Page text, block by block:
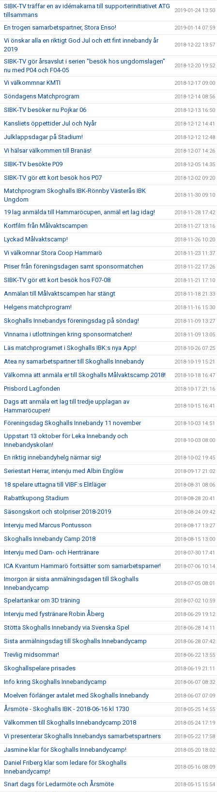
SIBK-TV träffar en av idémakarna till supporterinitiativet ATG
tillsammans
2019-01-24 13:50
En trogen samarbetspartner, Stora Enso! 2019-01-14 07:59
Vi önskar alla en riktigt God Jul och ett fint innebandy år
2019
2018-12-22 13:57
SIBK-TV gör årsavslut i serien "besök hos ungdomslagen"
nu med P04 och F04-05
2018-12-20 19:52
Vi välkommnar KMTI 2018-12-17 09:00
Söndagens Matchprogram 2018-12-14 08:56
SIBK-TV besöker nu Pojkar 06 2018-12-13 16:50
Kansliets öppettider Jul och Nyår 2018-12-12 14:41
Julklappsdagar på Stadium! 2018-12-12 12:48
Vi hälsar välkommen till Branäs! 2018-12-07 14:26
SIBK-TV besökte P09 2018-12-05 14:35
SIBK-TV gör ett kort besök hos P07 2018-12-02 09:20
Matchprogram Skoghalls IBK-Rönnby Västerås IBK
Ungdom
2018-11-30 09:10
19 lag anmälda till Hammaröcupen, anmäl ert lag idag! 2018-11-28 17:42
Kortfilm från Målvaktscampen 2018-11-27 13:16
Lyckad Målvaktscamp! 2018-11-26 10:20
Vi välkomnar Stora Coop Hammarö 2018-11-23 11:37
Priser från föreningsdagen samt sponsormatchen 2018-11-22 17:26
SIBK-TV gör ett kort besök hos F07-08 2018-11-21 17:10
Anmälan till Målvaktscampen har stängt 2018-11-18 21:33
Helgens matchprogram! 2018-11-16 15:30
Skoghalls Innebandys föreningsdag på söndag! 2018-11-09 13:27
Vinnarna i utlottningen kring sponsormatchen! 2018-11-09 13:05
Läs matchprogramet i Skoghalls IBK:s nya App! 2018-10-26 07:25
Atea ny samarbetspartner till Skoghalls Innebandy 2018-10-19 15:21
Välkomna att anmäla er till Skoghalls Målvaktscamp 2018! 2018-10-18 16:47
Prisbord Lagfonden 2018-10-17 21:16
Dags att anmäla ert lag till tredje upplagan av
Hammaröcupen!
2018-10-15 16:41
Föreningsdag Skoghalls Innebandy 11 november 2018-10-03 14:51
Uppstart 13 oktober för Leka Innebandy och
Innebandyskolan!
2018-10-03 08:00
En riktig innebandyhelg närmar sig! 2018-10-02 19:45
Seriestart Herrar, intervju med Albin Englöw 2018-09-17 21:02
18 spelare uttagna till VIBF:s Elitläger 2018-08-31 08:06
Rabattkupong Stadium 2018-08-28 20:41
Säsongskort och stolpriser 2018-2019 2018-08-24 09:42
Intervju med Marcus Pontusson 2018-08-17 13:27
Skoghalls Innebandy Camp 2018 2018-08-15 13:00
Intervju med Dam- och Herrtränare 2018-07-30 17:41
ICA Kvantum Hammarö fortsätter som samarbetsparner! 2018-07-06 10:14
Imorgon är sista anmälningsdagen till Skoghalls
Innebandycamp
2018-07-05 08:01
Spelartankar om 3D träning 2018-07-02 10:59
Intervju med fystränare Robin Åberg 2018-06-29 19:12
Stötta Skoghalls Innebandy via Svenska Spel 2018-06-28 14:11
Sista anmälningsdag till Skoghalls Innebandycamp 2018-06-28 07:42
Trevlig midsommar! 2018-06-22 13:55
Skoghallspelare prisades 2018-06-19 21:11
Info kring Skoghalls Innebandycamp 2018-06-07 08:32
Moelven förlänger avtalet med Skoghalls Innebandy 2018-06-07 07:09
Årsmöte - Skoghalls IBK - 2018-06-16 kl 1730 2018-05-25 14:55
Välkommen till Skoghalls Innebandycamp 2018 2018-05-24 17:19
Vi presenterar Skoghalls Innebandys samarbetspartners 2018-05-22 17:58
Jasmine klar för Skoghalls Innebandycamp! 2018-05-20 18:02
Daniel Friberg klar som ledare för Skoghalls
Innebandycamp!
2018-05-16 08:09
Snart dags för Ledarmöte och Årsmöte 2018-05-15 15:54